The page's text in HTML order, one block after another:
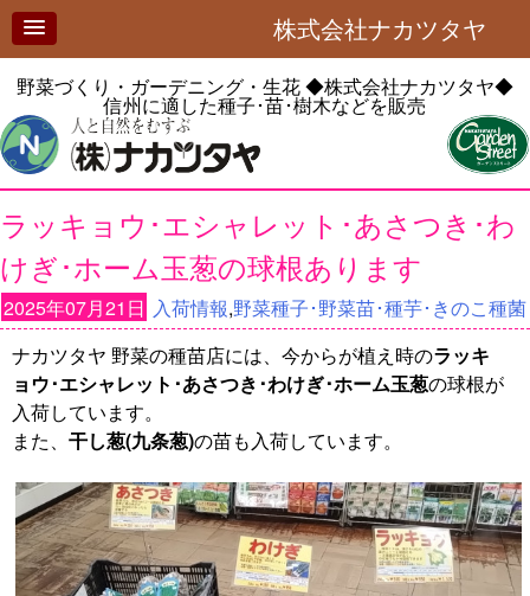
株式会社ナカツタヤ
野菜づくり・ガーデニング・生花◆株式会社ナカツタヤ◆
信州に適した種子･苗･樹木などを販売
ラッキョウ･エシャレット･あさつき･わ
けぎ･ホーム玉葱の球根あります
2025年07月21日 入荷情報,野菜種子･野菜苗･種芋･きのこ種菌
ナカツタヤ 野菜の種苗店には、今からが植え時のラッキ
ョウ･エシャレット･あさつき･わけぎ･ホーム玉葱の球根が
入荷しています。
また、 干し葱(九条葱)の苗も入荷しています。